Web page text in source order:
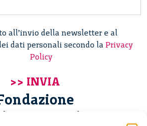
all’invio della newsletter e al
dati personali secondo la Privacy
Policy
Bassetti ETS